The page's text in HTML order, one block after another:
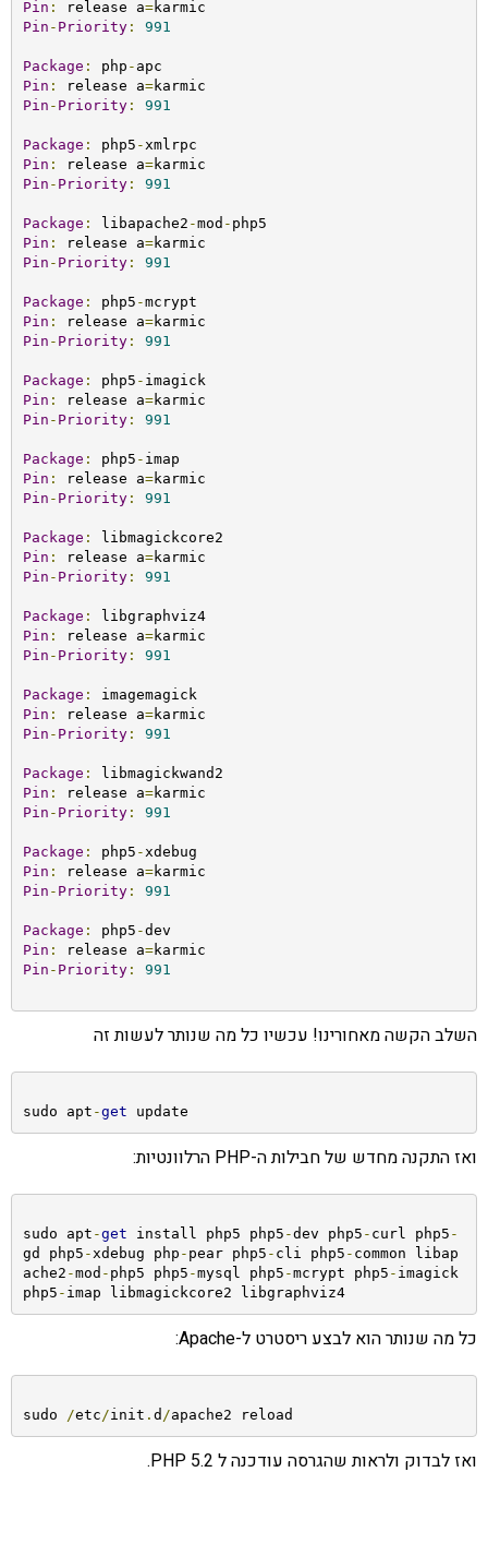
Pin : release a=
Pin - Priority: 991
Package : php -
Pin : release a=
Pin - Priority: 991
Package : php5 -
Pin : release a=
Pin - Priority: 991
Package : libapache2 -mod -
Pin : release a=
Pin - Priority: 991
Package : php5 -
Pin : release a=
Pin - Priority: 991
Package : php5 -
imagick
Pin : release a=
Pin - Priority: 991
Package : php5 -
Pin : release a=
Pin - Priority: 991
Package :
Pin : release a=
Pin - Priority: 991
Package :
libgraphviz4
Pin : release a=
Pin - Priority: 991
Package :
imagemagick
Pin : release a=
Pin - Priority: 991
Package :
Pin : release a=
Pin - Priority: 991
Package : php5 -
Pin : release a=
Pin - Priority: 991
Package : php5 -
Pin : release a=
Pin - Priority: 991
השלב הקשה מאחורינו! עכשיו כל מה שנותר לעשות זה
sudo apt -get update
ואז התקנה מחדש של חבילות ה-PHP הרלוונטיות:
sudo apt -get install php5 php5 -dev php5 - curl php5 -
gd php5 -xdebug php - pear php5 - cli php5 - common libap
ache2 -mod - php5 php5 -mysql php5 -mcrypt php5 - imagick
php5 - imap libmagickcore2 libgraphviz4
כל מה שנותר הוא לבצע ריסטרט ל-Apache:
sudo /etc/init . d /apache2 reload
ואז לבדוק ולראות שהגרסה עודכנה ל PHP 5.2.